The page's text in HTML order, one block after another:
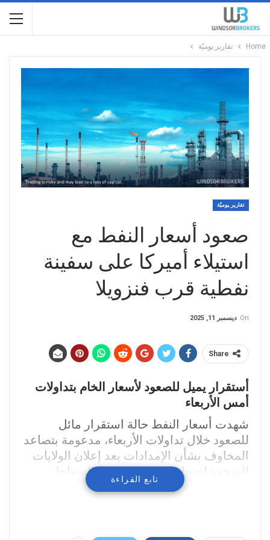
Home تقارير يوميّة
تقارير يوميّة
صعود أسعار النفط مع
استيلاء أميركا على سفينة
نفطية قرب فنزويلا
On ديسمبر 11, 2025
Share
أستقرار يميل للصعود لأسعار الخام بتداولات
أمس الأربعاء
شهدت أسعار النفط حالة استقرار مائل
للصعود خلال تداولات الأربعاء، مدعومة بتصاعد
المخاوف بشأن الإمدادات بعد إعلان الولايات
المتحدة احتجاز ناقلة نفط قبالة السواحل
الفنزويلية، في خطوة أثارت توتراً إضافياً في
تابع القراءة